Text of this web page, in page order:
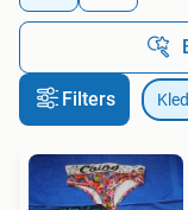
Filters